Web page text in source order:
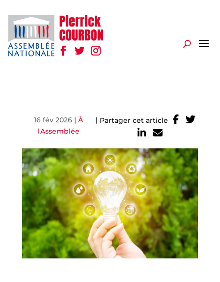
16 fév 2026 |À
l'Assemblée
| Partager cet article